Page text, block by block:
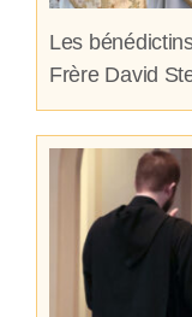
Les
Frère David